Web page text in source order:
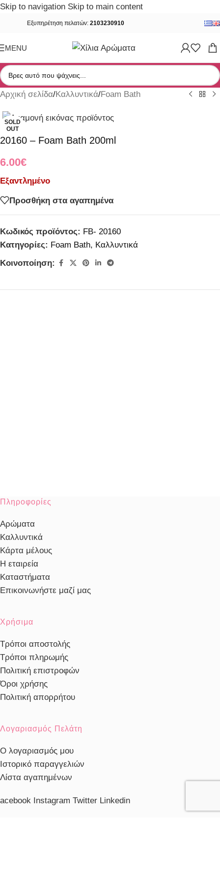
Skip to navigation Skip to main content
Εξυπηρέτηση πελατών: 2103230910
MENU
Αρχική σελίδα/Καλλυντικά/Foam Bath
SOLD
OUT
20160 – Foam Bath 200ml
6.00€
Εξαντλημένο
Προσθήκη στα αγαπημένα
Κωδικός προϊόντος: FB- 20160
Κατηγορίες: Foam Bath, Καλλυντικά
Κοινοποίηση:
Πληροφορίες
Αρώματα
Καλλυντικά
Κάρτα μέλους
Η εταιρεία
Καταστήματα
Επικοινωνήστε μαζί μας
Χρήσιμα
Τρόποι αποστολής
Τρόποι πληρωμής
Πολιτική επιστροφών
Όροι χρήσης
Πολιτική απορρήτου
Λογαριασμός Πελάτη
Ο λογαριασμός μου
Ιστορικό παραγγελιών
Λίστα αγαπημένων
Instagram Twitter Linkedin